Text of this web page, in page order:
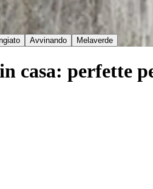
Avvinando Melaverde
casa: perfette